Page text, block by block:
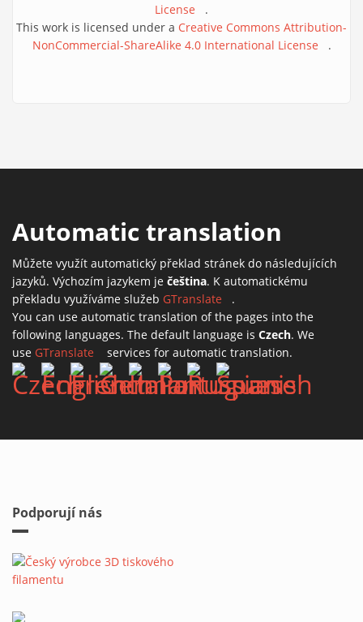
License (link is external)
.
This work is licensed under a Creative Commons Attribution-
NonCommercial-ShareAlike 4.0 International License
(link is
.
Automatic translation
Můžete využít automatický překlad stránek do následujících
jazyků. Výchozím jazykem je čeština. K automatickému
překladu využíváme služeb GTranslate (link is external)
.
You can use automatic translation of the pages into the
following languages. The default language is Czech. We
use GTranslate (link is external)
services for automatic translation.
Podporují nás